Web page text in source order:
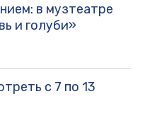
в музтеатре
и голуби»
с 7 по 13